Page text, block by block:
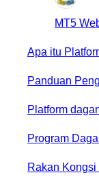
MT5
Apa itu
Panduan
Platform
Program
Rakan